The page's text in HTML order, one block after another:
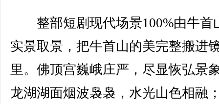
整部短剧现代场景100%由牛首
实景取景，把牛首山的美完整搬进
里。佛顶宫巍峨庄严，尽显恢弘景
龙湖湖面烟波袅袅，水光山色相融